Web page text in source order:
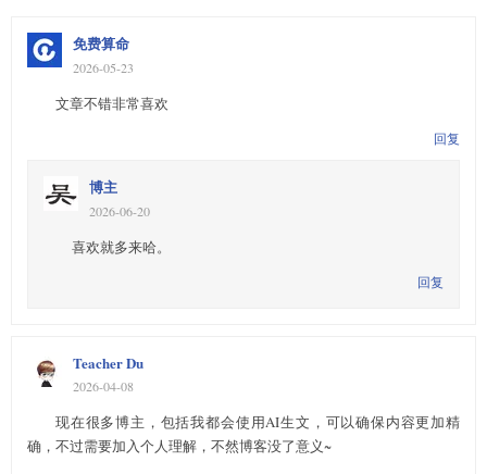
免费算命
2026-05-23
文章不错非常喜欢
回复
博主
2026-06-20
喜欢就多来哈。
回复
Teacher Du
2026-04-08
现在很多博主，包括我都会使用AI生文，可以确保内容更加精
确，不过需要加入个人理解，不然博客没了意义~